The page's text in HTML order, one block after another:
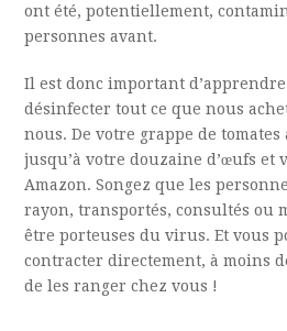
ont été, potentiellement,
personnes avant.
Il est donc important
désinfecter tout ce que nous
nous. De votre grappe de
jusqu’à votre douzaine d’œufs et
Amazon. Songez que les
rayon, transportés, consultés ou
être porteuses du virus. Et vous
contracter directement, à moins
de les ranger chez vous !